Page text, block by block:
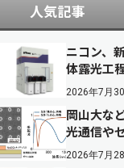
人気記事
ニコン、
体露光工
2026年7月
岡山大な
光通信や
2026年7月